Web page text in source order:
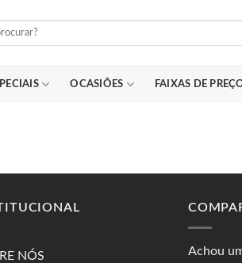
OCASIÕES FAIXAS DE
NÓS
Achou